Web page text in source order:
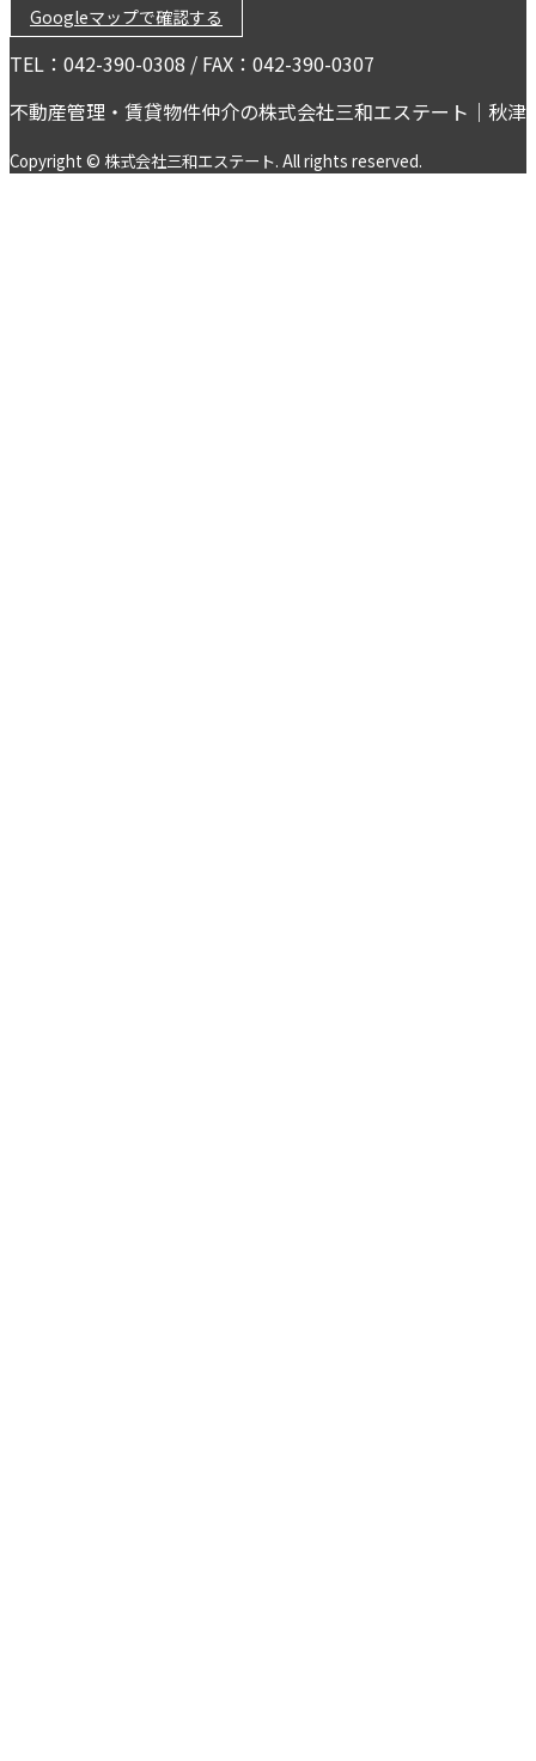
Googleマップで確認する
TEL：042-390-0308 / FAX：042-390-0307
不動産管理・賃貸物件仲介の株式会社三和エステート｜秋
Copyright © 株式会社三和エステート. All rights reserved.